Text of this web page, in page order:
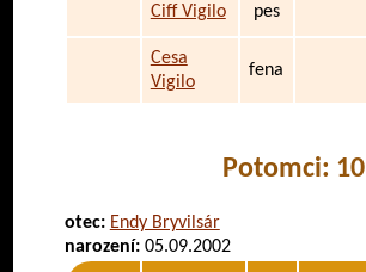
Ciff Vigilo pes
Cesa
Vigilo
fena
Potomci: 10
otec: Endy Bryvilsár
narození: 05.09.2002